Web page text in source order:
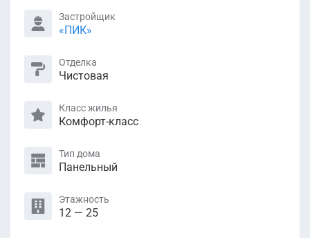
Застройщик
«ПИК»
Отделка
Чистовая
Класс жилья
Комфорт-класс
Тип дома
Панельный
Этажность
12 — 25